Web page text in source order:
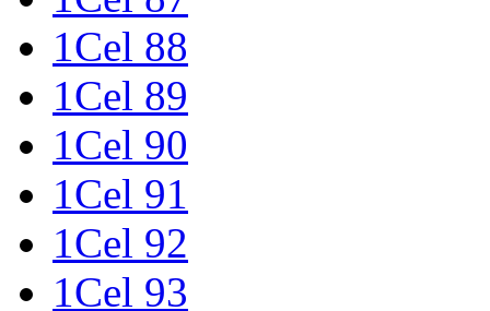
1Cel 88
1Cel 89
1Cel 90
1Cel 91
1Cel 92
1Cel 93